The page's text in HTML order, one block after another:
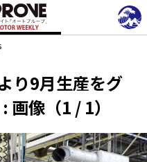
り9月生産をグ
像（1 / 1）